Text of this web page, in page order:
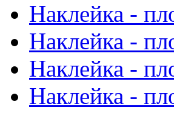
Наклейка -
Наклейка -
Наклейка -
Наклейка -